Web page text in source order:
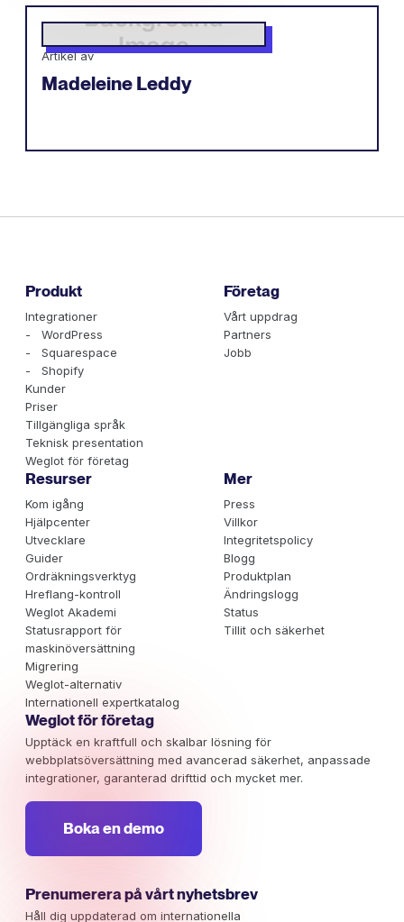
Artikel av
Madeleine Leddy
Produkt
Integrationer
- WordPress
- Squarespace
- Shopify
Kunder
Priser
Tillgängliga språk
Teknisk presentation
Weglot för företag
Företag
Vårt uppdrag
Partners
Jobb
Resurser
Kom igång
Hjälpcenter
Utvecklare
Guider
Ordräkningsverktyg
Hreflang-kontroll
Weglot Akademi
Statusrapport för
maskinöversättning
Migrering
Weglot-alternativ
Internationell expertkatalog
Mer
Press
Villkor
Integritetspolicy
Blogg
Produktplan
Ändringslogg
Status
Tillit och säkerhet
Weglot för företag
Upptäck en kraftfull och skalbar lösning för
webbplatsöversättning med avancerad säkerhet, anpassade
integrationer, garanterad drifttid och mycket mer.
Boka en demo
Prenumerera på vårt nyhetsbrev
Håll dig uppdaterad om internationella